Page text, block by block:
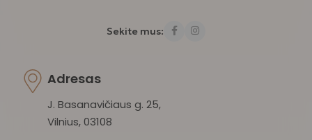
Sekite mus:
Adresas
J. Basanavičiaus g. 25,
Vilnius, 03108